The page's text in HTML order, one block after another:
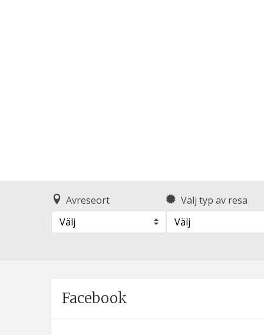
Avreseort
Välj
Välj typ av resa
Välj
Facebook